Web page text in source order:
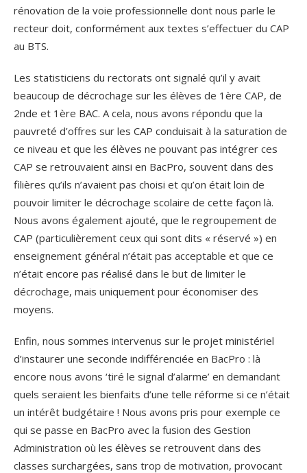
rénovation de la voie professionnelle dont nous parle le
recteur doit, conformément aux textes s’effectuer du CAP
au BTS.
Les statisticiens du rectorats ont signalé qu’il y avait
beaucoup de décrochage sur les élèves de 1ère CAP, de
2nde et 1ère BAC. A cela, nous avons répondu que la
pauvreté d’offres sur les CAP conduisait à la saturation de
ce niveau et que les élèves ne pouvant pas intégrer ces
CAP se retrouvaient ainsi en BacPro, souvent dans des
filières qu’ils n’avaient pas choisi et qu’on était loin de
pouvoir limiter le décrochage scolaire de cette façon là.
Nous avons également ajouté, que le regroupement de
CAP (particulièrement ceux qui sont dits « réservé ») en
enseignement général n’était pas acceptable et que ce
n’était encore pas réalisé dans le but de limiter le
décrochage, mais uniquement pour économiser des
moyens.
Enfin, nous sommes intervenus sur le projet ministériel
d’instaurer une seconde indifférenciée en BacPro : là
encore nous avons ‘tiré le signal d’alarme’ en demandant
quels seraient les bienfaits d’une telle réforme si ce n’était
un intérêt budgétaire ! Nous avons pris pour exemple ce
qui se passe en BacPro avec la fusion des Gestion
Administration où les élèves se retrouvent dans des
classes surchargées, sans trop de motivation, provocant